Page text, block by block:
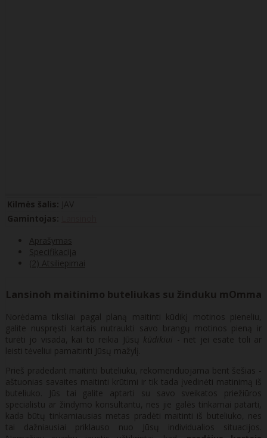
Kilmės šalis: JAV
Gamintojas:
Aprašymas
Specifikacija
(2) Atsiliepimai
Lansinoh maitinimo buteliukas su žinduku mOmma
Norėdama tiksliai pagal planą maitinti kūdikį motinos pieneliu,
galite nuspręsti kartais nutraukti savo brangų motinos pieną ir
turėti jo visada, kai to reikia Jūsų kūdikiui - net jei esate toli ar
leisti tėveliui pamaitinti Jūsų mažylį.
Prieš pradedant maitinti buteliuku, rekomenduojama bent šešias -
aštuonias savaites maitinti krūtimi ir tik tada įvedinėti matinimą iš
buteliuko. Jūs tai galite aptarti su savo sveikatos priežiūros
specialistu ar žindymo konsultantu, nes jie galės tinkamai patarti,
kada būtų tinkamiausias metas pradėti maitinti iš buteliuko, nes
tai dažniausiai priklauso nuo Jūsų individualios situacijos.